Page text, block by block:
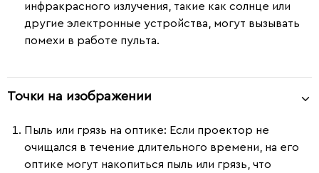
инфракрасного излучения, такие как солнце или
другие электронные устройства, могут вызывать
помехи в работе пульта.
Точки на изображении
Пыль или грязь на оптике: Если проектор не
очищался в течение длительного времени, на его
оптике могут накопиться пыль или грязь, что